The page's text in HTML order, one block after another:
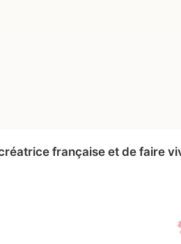
française et de faire